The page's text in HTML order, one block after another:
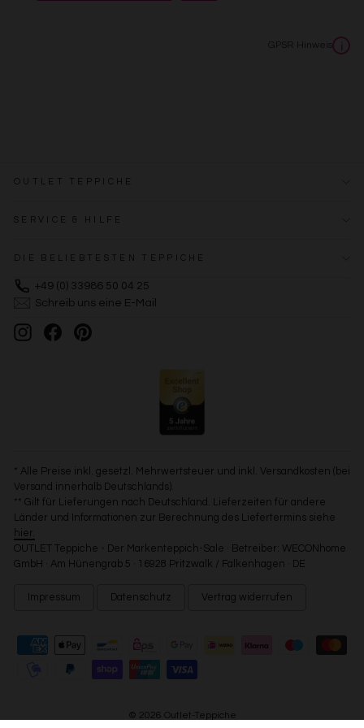
GPSR Hinweis i
OUTLET TEPPICHE
SERVICE & HILFE
DIE BELIEBTESTEN TEPPICHE
+49 (0) 33986 50 04 25
Schreib uns eine E-Mail
InstagramFacebookPinterest
* Alle Preise inkl. gesetzl. Mehrwertsteuer und inkl. Versandkosten (bei
Versand innerhalb Deutschlands).
** Gilt für Lieferungen nach Deutschland. Lieferzeiten für andere
Länder und Informationen zur Berechnung des Liefertermins siehe
hier.
OUTLET Teppiche - Der Markenteppich-Sale · Betreiber: WECONhome
GmbH · Am Hünengrab 5 · 16928 Pritzwalk / Falkenhagen · DE
Impressum Datenschutz Vertrag widerrufen
© 2026 Outlet-Teppiche
Endgeräteeigenschaften zur Identifikation aktiv abfragen